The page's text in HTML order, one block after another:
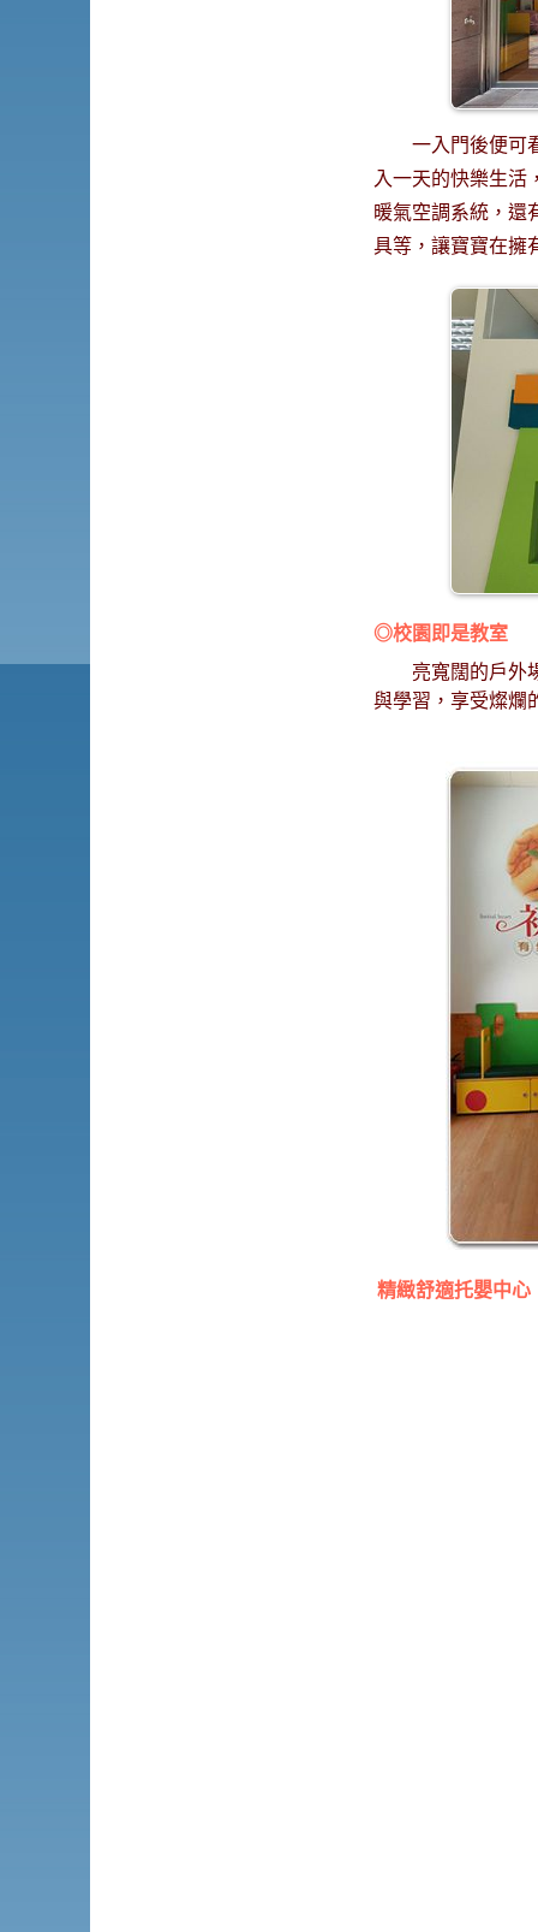
一入門後便可
入一天的快樂生活
暖氣空調系統，還
具等，讓寶寶在擁
◎校園即是教室
亮寬闊的戶外
與學習，享受燦爛
精緻舒適托嬰中心